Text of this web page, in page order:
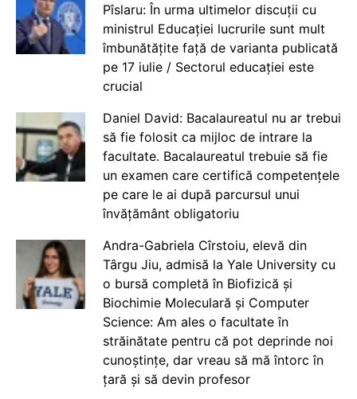
Pîslaru: În urma ultimelor discuții cu
ministrul Educației lucrurile sunt mult
îmbunătățite față de varianta publicată
pe 17 iulie / Sectorul educației este
crucial
Daniel David: Bacalaureatul nu ar trebui
să fie folosit ca mijloc de intrare la
facultate. Bacalaureatul trebuie să fie
un examen care certifică competențele
pe care le ai după parcursul unui
învățământ obligatoriu
Andra-Gabriela Cîrstoiu, elevă din
Târgu Jiu, admisă la Yale University cu
o bursă completă în Biofizică și
Biochimie Moleculară și Computer
Science: Am ales o facultate în
străinătate pentru că pot deprinde noi
cunoștințe, dar vreau să mă întorc în
țară și să devin profesor